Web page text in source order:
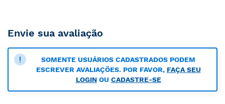
Envie sua avaliação
SOMENTE USUÁRIOS CADASTRADOS PODEM
ESCREVER AVALIAÇÕES. POR FAVOR, FAÇA SEU
LOGINOU CADASTRE-SE